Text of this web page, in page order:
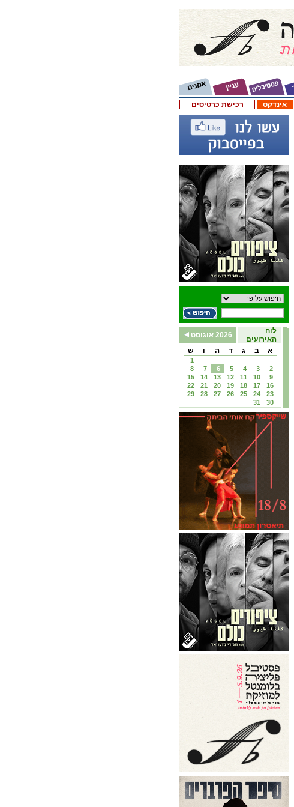
רכישת כרטיסים אינדקס
לוח
האירועים
2026 אוגוסט
א
ב ג ד ה ו ש
1
2
3
4
5
6
7
8
9
10
11
12
13
14
15
16
17
18
19
20
21
22
23
24
25
26
27
28
29
30
31